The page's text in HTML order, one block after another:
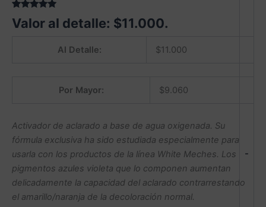
5.00 sobre
Valor al detalle: $11.000.
Al Detalle: $11.000
Por Mayor: $9.060
Activador de aclarado a base de agua oxigenada. Su
fórmula exclusiva ha sido estudiada especialmente para
usarla con los productos de la línea White Meches. Los
pigmentos azules violeta que lo componen aumentan
delicadamente la capacidad del aclarado contrarrestando
el amarillo/naranja de la decoloración normal.
-